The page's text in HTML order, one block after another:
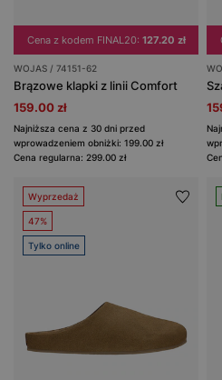
Cena z kodem FINAL20: 127.20 zł
WOJAS / 74151-62
Brązowe klapki z linii Comfort
159.00 zł
Najniższa cena z 30 dni przed
wprowadzeniem obniżki: 199.00 zł
Cena regularna: 299.00 zł
Wyprzedaż
47%
Tylko online